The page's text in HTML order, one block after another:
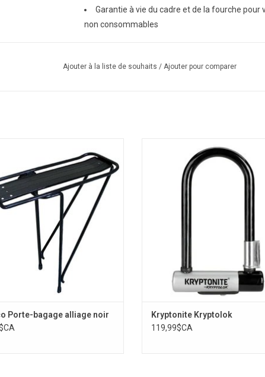
Garantie à vie du cadre et de la fourche
non consommables
Ajouter à la liste de souhaits / Ajouter pour comparer
AJOUTER AU PANIER
Porte-bagage alliage noir
AJOUTER AU PANIER
Kryptonite Kryptolok
119,99$CA